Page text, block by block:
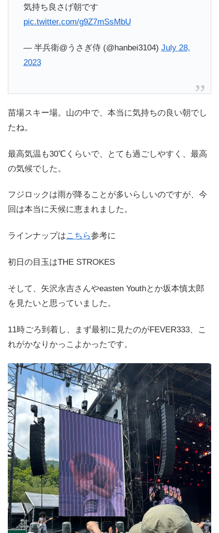
気持ち良さげ朝です
pic.twitter.com/g9Z7mSsMbU
— 半兵衛@うさぎ侍 (@hanbei3104) July 28,
2023
苗場スキー場。山の中で、本当に気持ちの良い朝でし
たね。
最高気温も30℃くらいで、とても過ごしやすく、最高
の気候でした。
フジロックは雨が降ることが多いらしいのですが、今
回は本当に天候に恵まれました。
ラインナップはこちら参考に
初日の目玉はTHE STROKES
そして、矢沢永吉さんやeasten Youthとか坂本慎太郎
を見たいと思っていました。
11時ごろ到着し、まず最初に見たのがFEVER333、こ
れがかなりかっこよかったです。